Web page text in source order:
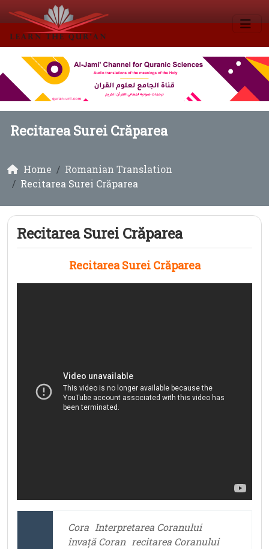
Recitarea Surei Crăparea
Home
Romanian Translation
Recitarea Surei Crăparea
Recitarea Surei Crăparea
Recitarea Surei Crăparea
Cora Interpretarea Coranului
învață Coran recitarea Coranului